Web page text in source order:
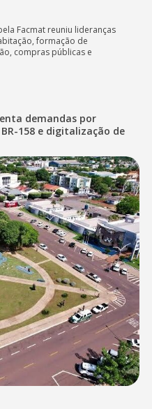
Facmat reuniu lideranças
formação de
compras públicas e
demandas por
158 e digitalização de